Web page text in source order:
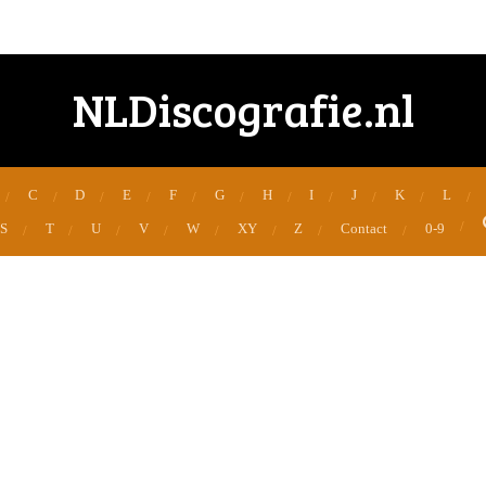
NLDiscografie.nl
C D E F G H I J K L
S T U V W XY Z Contact 0-9